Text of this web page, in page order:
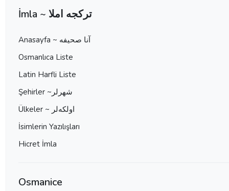
İmla ~ تركجه املا
Anasayfa ~ آنا صحيفه
Osmanlıca Liste
Latin Harfli Liste
Şehirler ~شهرلر
Ülkeler ~ اولكه‌لر
İsimlerin Yazılışları
Hicret İmla
Osmanice